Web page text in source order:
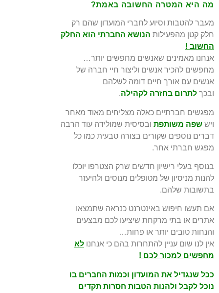
מה היא המטרה החשובה באמת?
מעבר להטבות וסיוע לחברי המועדון שהם רק
חלק קטן מהפעילות הנושא החברתי הוא החלק
החשוב !
אנחנו מאמינים שאנשים מחפשים יותר…
מחפשים להכיר אנשים וליצור חיי חברה של
אנשים עם אורך חיים דומה לשלהם
ובכך לתרום בחזרה לקהילה.
מפגשים חברתיים כאלה מצליחים מאוד מאחר
ויש שפה משותפת ובסיסית שמולידה עוד הרבה
דברים נוספים שקורים בצורה טבעית כמו כל
מפגש חברתי אחר.
בנוסף בעלי רישיון חדשים שרק הצטרפו יוכלו
להנות מניסיון של מטופלים מנוסים ולהיעזר
בתשובות שלהם.
אם תעשו חיפוש באינטרנט כנראה שתמצאו
אתרים או בתי מרקחת שיציעו לכם מבצעים
והנחות טובים יותר או פחות…
אין לנו שום עניין להתחרות בהם כי אנחנו לא
מחפשים למכור לכם !
ככל שנגדיל את המועדון וכמות החברים בו
נוכל לקבל ולהנות הטבות חסרות תקדים